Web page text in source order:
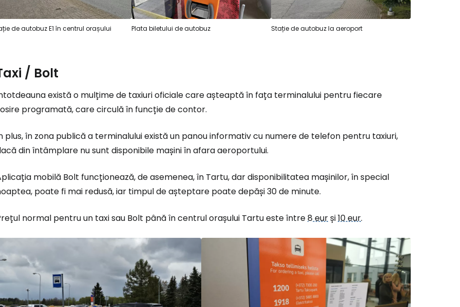
de autobuz E1 în centrul orașului Plata biletului de autobuz Stație de autobuz la aeroport
/ Bolt
există o mulțime de taxiuri oficiale care așteaptă în fața terminalului pentru fiecare
programată, care circulă în funcție de contor.
plus, în zona publică a terminalului există un panou informativ cu numere de telefon pentru taxiuri,
din întâmplare nu sunt disponibile mașini în afara aeroportului.
mobilă Bolt funcționează, de asemenea, în Tartu, dar disponibilitatea mașinilor, în special
poate fi mai redusă, iar timpul de așteptare poate depăși 30 de minute.
normal pentru un taxi sau Bolt până în centrul orașului Tartu este între8 eurși10 eur.